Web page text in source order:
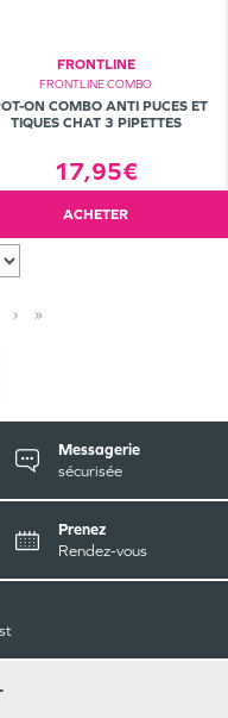
FRONTLINE
FRONTLINE COMBO
ON COMBO ANTI PUCES ET
TIQUES CHAT 3 PIPETTES
17,95€
ACHETER
› »
Messagerie
sécurisée
Prenez
Rendez-vous